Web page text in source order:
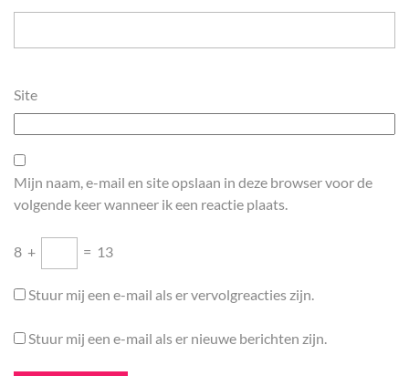
Site
Mijn naam, e-mail en site opslaan in deze browser voor de
volgende keer wanneer ik een reactie plaats.
8 + = 13
Stuur mij een e-mail als er vervolgreacties zijn.
Stuur mij een e-mail als er nieuwe berichten zijn.